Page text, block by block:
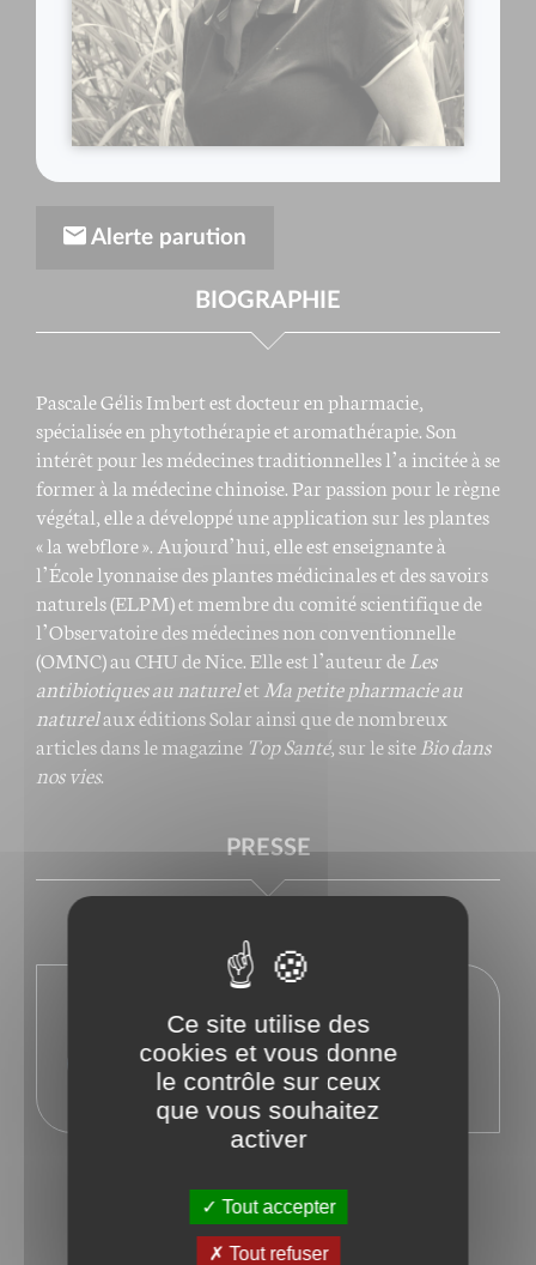
Alerte parution
BIOGRAPHIE
Pascale Gélis Imbert est docteur en pharmacie,
spécialisée en phytothérapie et aromathérapie. Son
intérêt pour les médecines traditionnelles l’a incitée à se
former à la médecine chinoise. Par passion pour le règne
végétal, elle a développé une application sur les plantes
« la webflore ». Aujourd’hui, elle est enseignante à
l’École lyonnaise des plantes médicinales et des savoirs
naturels (ELPM) et membre du comité scientifique de
l’Observatoire des médecines non conventionnelle
(OMNC) au CHU de Nice. Elle est l’auteur de Les
antibiotiques au naturelet Ma petite pharmacie au
naturelaux éditions Solar ainsi que de nombreux
articles dans le magazine Top Santé, sur le site Bio dans
nos vies.
PRESSE
En savoir plus sur l'auteur
Facebook
Ce site utilise des
cookies et vous donne
le contrôle sur ceux
que vous souhaitez
activer
Tout accepter
Tout refuser